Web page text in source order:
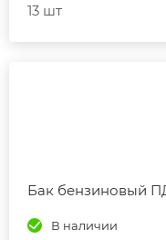
13 шт
Бак бензиновый
В наличии